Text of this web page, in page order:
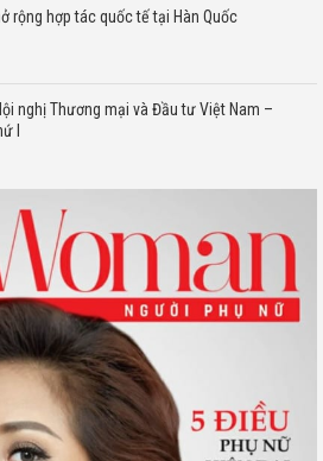
rộng hợp tác quốc tế tại Hàn Quốc
nghị Thương mại và Đầu tư Việt Nam –
I